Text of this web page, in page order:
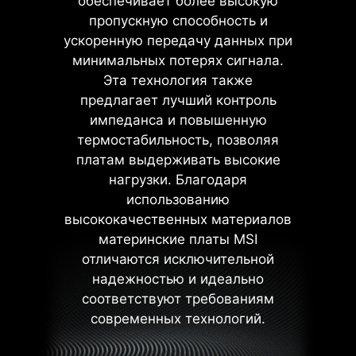
пропускную способность и
ускоренную передачу данных при
минимальных потерях сигнала.
Эта технология также
предлагает лучший контроль
импеданса и повышенную
термостабильность, позволяя
платам выдерживать высокие
нагрузки. Благодаря
использованию
высококачественных материалов
материнские платы MSI
отличаются исключительной
надежностью и идеально
соответствуют требованиям
современных технологий.
функцию Latency Killer для всех
материнских плат с разъёмом
AM5. Пользователи могут
активировать Latency Killer в BIOS
для снижения задержек памяти
до 12% при работе на высоких
частотах. Функция поддерживает
широкий спектр технологий
разгона, включая Memory Try It!!,
EXPO, A-XMP и High-Efficiency
Mode.
ДО12%СНИЖЕНИЕ
ЗАДЕРЖЕК ПАМЯТИ
способствует эффективной
передаче электрического
тока.
Цельные контакты являются
более крепкими, чем полые.
Подходят для работы с
токами большой силы.
Экранирующая панель устойчива